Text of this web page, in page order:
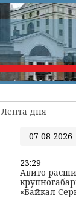
Лента дня
07 08 2026
23:29
Авито
«Байкал